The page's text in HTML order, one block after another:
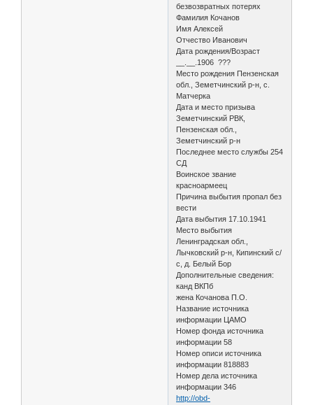
безвозвратных потерях
Фамилия Кочанов
Имя Алексей
Отчество Иванович
Дата рождения/Возраст
__.__.1906 ???
Место рождения Пензенская
обл., Земетчинский р-н, с.
Матчерка
Дата и место призыва
Земетчинский РВК,
Пензенская обл.,
Земетчинский р-н
Последнее место службы 254
СД
Воинское звание
красноармеец
Причина выбытия пропал без
вести
Дата выбытия 17.10.1941
Место выбытия
Ленинградская обл.,
Лычковский р-н, Кипинский с/
с, д. Белый Бор
Дополнительные сведения:
канд ВКПб
жена Кочанова П.О.
Название источника
информации ЦАМО
Номер фонда источника
информации 58
Номер описи источника
информации 818883
Номер дела источника
информации 346
http://obd-